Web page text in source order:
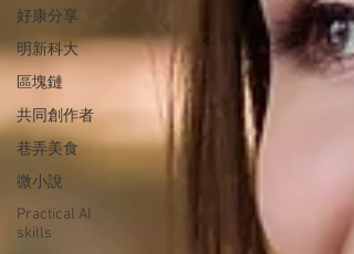
好康分享
明新科大
區塊鏈
共同創作者
巷弄美食
微小說
Practical AI
skills